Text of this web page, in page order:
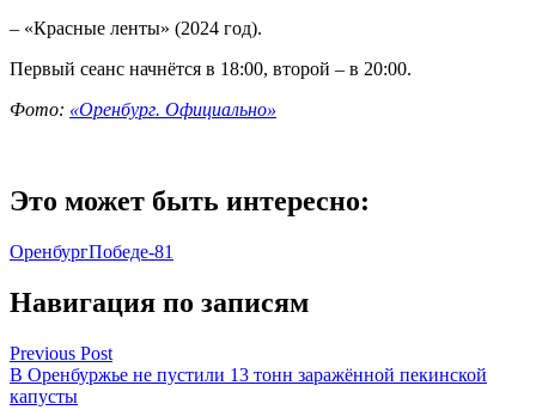
– «Красные ленты» (2024 год).
Первый сеанс начнётся в 18:00, второй – в 20:00.
Фото: «Оренбург. Официально»
Это может быть интересно:
ОренбургПобеде-81
Навигация по записям
Previous Post
В Оренбуржье не пустили 13 тонн заражённой пекинской
капусты